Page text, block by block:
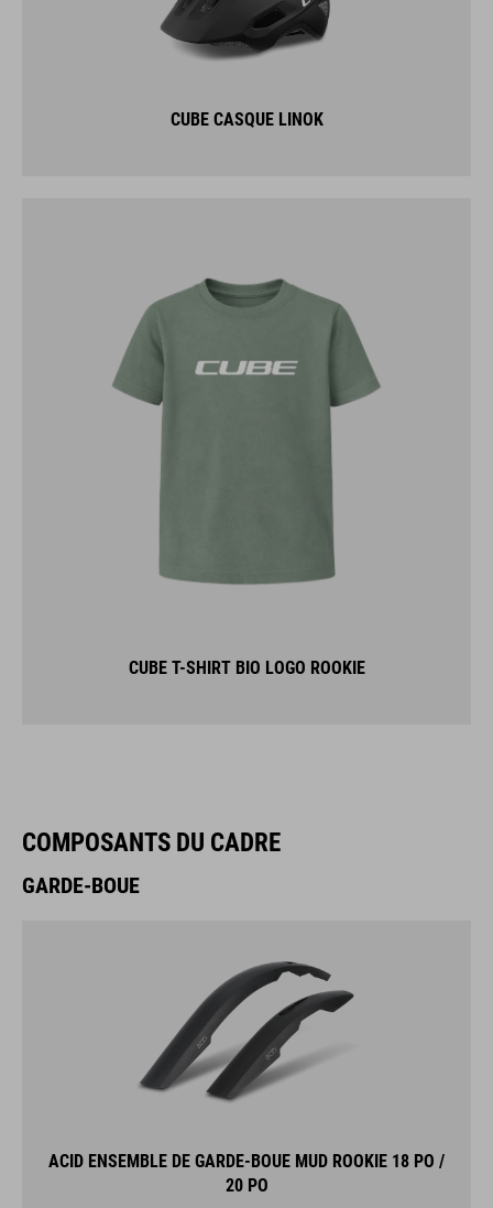
CUBE CASQUE LINOK
CUBE T-SHIRT BIO LOGO ROOKIE
COMPOSANTS DU CADRE
GARDE-BOUE
ACID ENSEMBLE DE GARDE-BOUE MUD ROOKIE 18 PO /
20 PO